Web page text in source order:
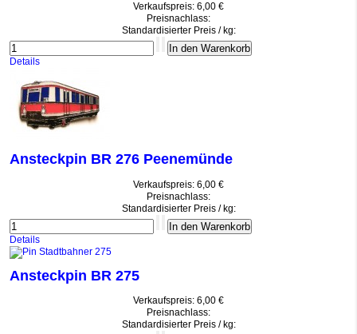
Verkaufspreis: 6,00 €
Preisnachlass:
Standardisierter Preis / kg:
Details
Ansteckpin BR 276 Peenemünde
Verkaufspreis: 6,00 €
Preisnachlass:
Standardisierter Preis / kg:
Details
Ansteckpin BR 275
Verkaufspreis: 6,00 €
Preisnachlass:
Standardisierter Preis / kg: